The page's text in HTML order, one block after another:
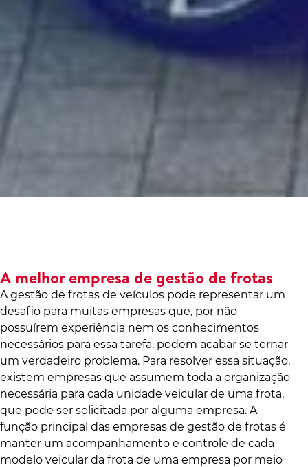
A melhor empresa de gestão de frotas
A gestão de frotas de veículos pode representar um
desafio para muitas empresas que, por não
possuírem experiência nem os conhecimentos
necessários para essa tarefa, podem acabar se tornar
um verdadeiro problema. Para resolver essa situação,
existem empresas que assumem toda a organização
necessária para cada unidade veicular de uma frota,
que pode ser solicitada por alguma empresa. A
função principal das empresas de gestão de frotas é
manter um acompanhamento e controle de cada
modelo veicular da frota de uma empresa por meio